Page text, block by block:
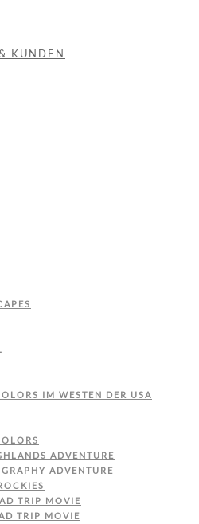
KUNDEN
IM WESTEN DER USA
ADVENTURE
ADVENTURE
TRIP MOVIE
TRIP MOVIE